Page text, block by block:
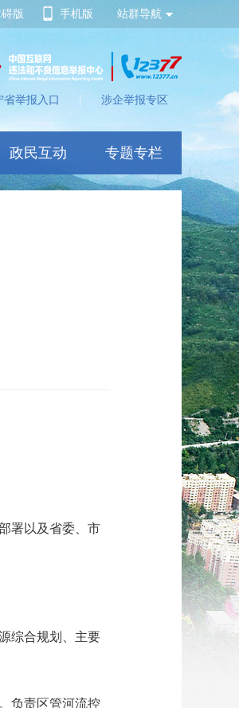
站群导航
版 手机版
省举报入口 | 涉企举报专区
政民互动 专题专栏
署以及省委、市
综合规划、主要
负责区管河流控